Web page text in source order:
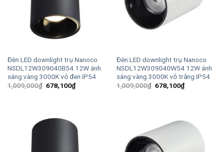
Đèn LED downlight trụ Nanoco
NSDL12W309040B54 12W ánh
sáng vàng 3000K vỏ đen IP54
1,009,000₫ Giá
678,100₫Giá
hiện
Đèn LED downlight trụ Nanoco
NSDL12W309040W54 12W ánh
sáng vàng 3000K vỏ trắng IP54
1,009,000₫ Giá
678,100₫Giá
hiện